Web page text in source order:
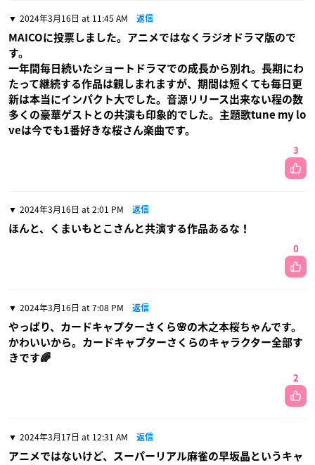
2024年3月16日 at 11:45 AM 返信
MAICOに投票しました。アニメではなくラジオドラマ版ので
す。
一年間毎日続いたショートドラマでの成長から別れ。長期にわ
たって継続する作品は親しまれますが、期間は短くても毎日更
新は本当にインパクト大でした。音源リリース出来ない程の数
多くの豪華ゲストとの共演も印象的でした。主題歌tune my lo
veは今でも1番好きな桜さん楽曲です。
3
2024年3月16日 at 2:01 PM 返信
ほんと、くまいもとこさんと共演する作品あるな！
0
2024年3月16日 at 7:08 PM 返信
やっぱり、カードキャプターさくら🌸の木之本桜ちゃんです。
かわいいから。カードキャプターさくらのキャラクター全部す
きです🌈
2
2024年3月17日 at 12:31 AM 返信
アニメではないけど、スーパーリアル麻雀の早坂晶というキャ